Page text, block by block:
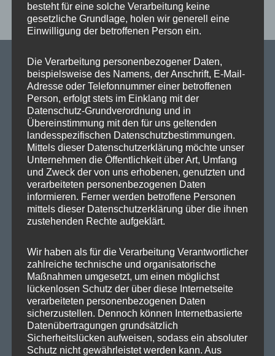
SPD Links
SPD in Europaparlament
SPD Deutschland
SPD Bundestragsfraktion
SPD Berlin
SPD Fraktion Berlin
SPD Fraktion in der BVV
SPD Berliner Mitte
Wichtige Links
besteht für eine solche Verarbeitung keine
gesetzliche Grundlage, holen wir generell eine
Einwilligung der betroffenen Person ein.
Die Verarbeitung personenbezogener Daten,
beispielsweise des Namens, der Anschrift, E-Mail-
Adresse oder Telefonnummer einer betroffenen
Person, erfolgt stets im Einklang mit der
Datenschutz-Grundverordnung und in
Übereinstimmung mit den für uns geltenden
landesspezifischen Datenschutzbestimmungen.
Mittels dieser Datenschutzerklärung möchte unser
Unternehmen die Öffentlichkeit über Art, Umfang
und Zweck der von uns erhobenen, genutzten und
verarbeiteten personenbezogenen Daten
informieren. Ferner werden betroffene Personen
mittels dieser Datenschutzerklärung über die ihnen
zustehenden Rechte aufgeklärt.
Wir haben als für die Verarbeitung Verantwortlicher
zahlreiche technische und organisatorische
Maßnahmen umgesetzt, um einen möglichst
lückenlosen Schutz der über diese Internetseite
verarbeiteten personenbezogenen Daten
sicherzustellen. Dennoch können Internetbasierte
Datenübertragungen grundsätzlich
Sicherheitslücken aufweisen, sodass ein absoluter
Schutz nicht gewährleistet werden kann. Aus